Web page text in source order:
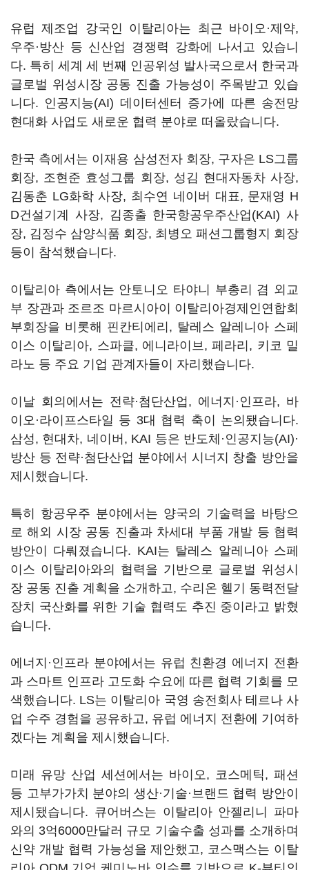
유럽 제조업 강국인 이탈리아는 최근 바이오·제약,
우주·방산 등 신산업 경쟁력 강화에 나서고 있습니
다. 특히 세계 세 번째 인공위성 발사국으로서 한국과
글로벌 위성시장 공동 진출 가능성이 주목받고 있습
니다. 인공지능(AI) 데이터센터 증가에 따른 송전망
현대화 사업도 새로운 협력 분야로 떠올랐습니다.
한국 측에서는 이재용 삼성전자 회장, 구자은 LS그룹
회장, 조현준 효성그룹 회장, 성김 현대자동차 사장,
김동춘 LG화학 사장, 최수연 네이버 대표, 문재영 H
D건설기계 사장, 김종출 한국항공우주산업(KAI) 사
장, 김정수 삼양식품 회장, 최병오 패션그룹형지 회장
등이 참석했습니다.
이탈리아 측에서는 안토니오 타야니 부총리 겸 외교
부 장관과 조르조 마르시아이 이탈리아경제인연합회
부회장을 비롯해 핀칸티에리, 탈레스 알레니아 스페
이스 이탈리아, 스파클, 에니라이브, 페라리, 키코 밀
라노 등 주요 기업 관계자들이 자리했습니다.
이날 회의에서는 전략·첨단산업, 에너지·인프라, 바
이오·라이프스타일 등 3대 협력 축이 논의됐습니다.
삼성, 현대차, 네이버, KAI 등은 반도체·인공지능(AI)·
방산 등 전략·첨단산업 분야에서 시너지 창출 방안을
제시했습니다.
특히 항공우주 분야에서는 양국의 기술력을 바탕으
로 해외 시장 공동 진출과 차세대 부품 개발 등 협력
방안이 다뤄졌습니다. KAI는 탈레스 알레니아 스페
이스 이탈리아와의 협력을 기반으로 글로벌 위성시
장 공동 진출 계획을 소개하고, 수리온 헬기 동력전달
장치 국산화를 위한 기술 협력도 추진 중이라고 밝혔
습니다.
에너지·인프라 분야에서는 유럽 친환경 에너지 전환
과 스마트 인프라 고도화 수요에 따른 협력 기회를 모
색했습니다. LS는 이탈리아 국영 송전회사 테르나 사
업 수주 경험을 공유하고, 유럽 에너지 전환에 기여하
겠다는 계획을 제시했습니다.
미래 유망 산업 세션에서는 바이오, 코스메틱, 패션
등 고부가가치 분야의 생산·기술·브랜드 협력 방안이
제시됐습니다. 큐어버스는 이탈리아 안젤리니 파마
와의 3억6000만달러 규모 기술수출 성과를 소개하며
신약 개발 협력 가능성을 제안했고, 코스맥스는 이탈